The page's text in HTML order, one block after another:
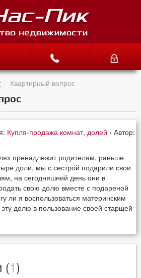
Квартирный вопрос
Купля-продажа комнат, долей › Автор:
пренадлежит родителям, раньше
доли, мы с сестрой подарили свои
на сегодняшний день они в
свою долю вместе с подареной
ли я воспользоваться материнским
долю в пользование своей старшей
(1)